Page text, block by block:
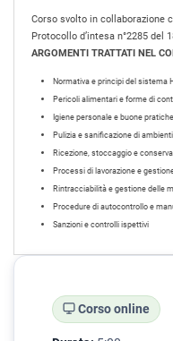
Corso svolto in collaborazione
Protocollo d’intesa n°2285
ARGOMENTI TRATTATI NEL
Normativa e principi del sistema
Pericoli alimentari e forme di
Igiene personale e buone
Pulizia e sanificazione di
Ricezione, stoccaggio e
Processi di lavorazione e
Rintracciabilità e gestione delle
Procedure di autocontrollo e
Sanzioni e controlli ispettivi
Corso online